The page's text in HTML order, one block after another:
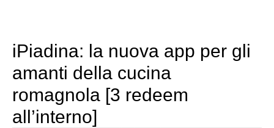
iPiadina: la nuova app per gli
amanti della cucina
romagnola [3 redeem
all’interno]